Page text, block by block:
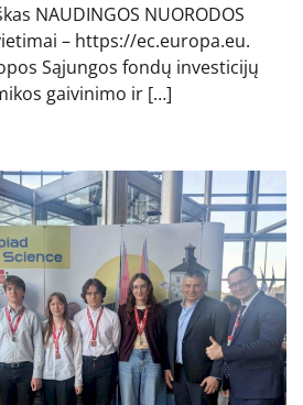
NAUDINGOS NUORODOS
– https://ec.europa.eu.
Sąjungos fondų investicijų
gaivinimo ir […]